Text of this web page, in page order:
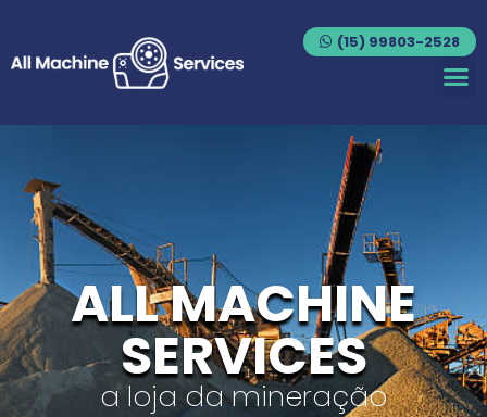
(15) 99803-2528
ALL MACHINE
SERVICES
a loja da mineração